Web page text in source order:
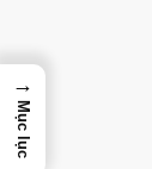
→
Mục lục